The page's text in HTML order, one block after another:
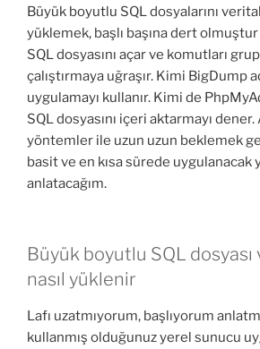
Büyük boyutlu SQL dosyalarını
yüklemek, başlı başına dert
SQL dosyasını açar ve komutları
çalıştırmaya uğraşır. Kimi BigDump
uygulamayı kullanır. Kimi de
SQL dosyasını içeri aktarmayı
yöntemler ile uzun uzun beklemek
basit ve en kısa sürede uygulanacak
anlatacağım.
Büyük boyutlu SQL dosyası
nasıl yüklenir
Lafı uzatmıyorum, başlıyorum
kullanmış olduğunuz yerel sunucu